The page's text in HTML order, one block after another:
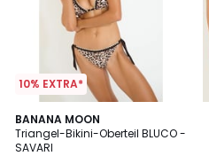
10% EXTRA*
BANANA MOON
Triangel-Bikini-Oberteil BLUCO -
SAVARI